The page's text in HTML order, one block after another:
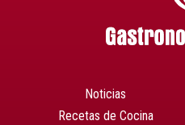
Noticias
Recetas de Cocina